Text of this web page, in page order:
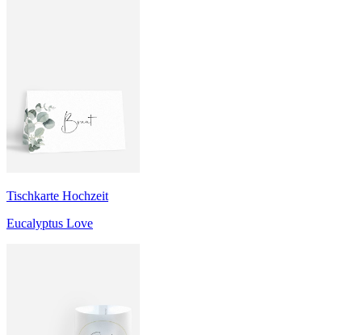
Tischkarte Hochzeit
Eucalyptus Love